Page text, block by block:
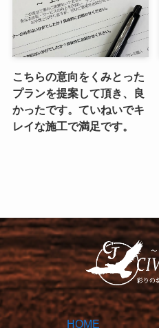
こちらの意向をくみとった
プランを提案して頂き、良
かったです。ていねいでキ
レイな施工で満足です。
HOME